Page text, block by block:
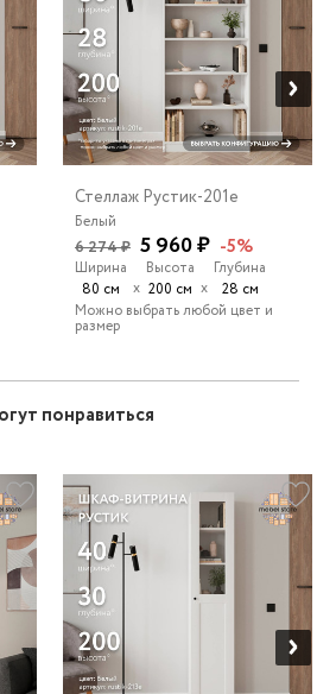
Стеллаж Рустик-201e
Белый
6 274 ₽ 5 960 ₽ -5%
Ширина
80 см
х
Высота
200 см х
Глубина
28 см
Можно выбрать любой цвет и
размер
понравиться